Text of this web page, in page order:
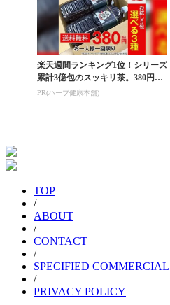
楽天週間ランキング1位！シリーズ
累計3億包のスッキリ茶。380円で
お試し
PR(ハーブ健康本舗)
TOP
/
ABOUT
/
CONTACT
/
SPECIFIED
/
PRIVACY POLICY